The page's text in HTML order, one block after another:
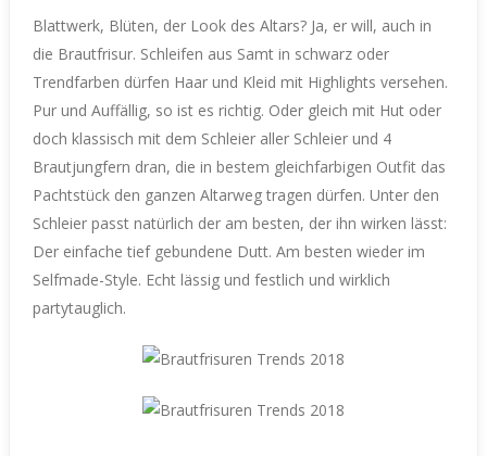
Blattwerk, Blüten, der Look des Altars? Ja, er will, auch in
die Brautfrisur. Schleifen aus Samt in schwarz oder
Trendfarben dürfen Haar und Kleid mit Highlights versehen.
Pur und Auffällig, so ist es richtig. Oder gleich mit Hut oder
doch klassisch mit dem Schleier aller Schleier und 4
Brautjungfern dran, die in bestem gleichfarbigen Outfit das
Pachtstück den ganzen Altarweg tragen dürfen. Unter den
Schleier passt natürlich der am besten, der ihn wirken lässt:
Der einfache tief gebundene Dutt. Am besten wieder im
Selfmade-Style. Echt lässig und festlich und wirklich
partytauglich.